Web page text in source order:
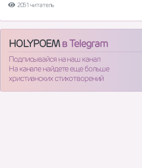
2051 читатель
HOLYPOEMв Telegram
Подписывайся на наш канал
На канале найдете еще больше
христианских стихотворений